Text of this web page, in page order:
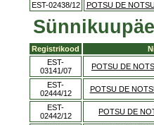
EST-02438/12
POTSU DE
Registrikood
EST-
03141/07
POTSU DE
EST-
02444/12
POTSU DE
EST-
02442/12
POTSU DE